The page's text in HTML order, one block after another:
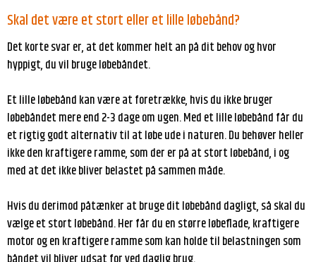
Skal det være et stort eller et lille løbebånd?
Det korte svar er, at det kommer helt an på dit behov og hvor
hyppigt, du vil bruge løbebåndet.
Et lille løbebånd kan være at foretrække, hvis du ikke bruger
løbebåndet mere end 2-3 dage om ugen. Med et lille løbebånd får du
et rigtig godt alternativ til at løbe ude i naturen. Du behøver heller
ikke den kraftigere ramme, som der er på at stort løbebånd, i og
med at det ikke bliver belastet på sammen måde.
Hvis du derimod påtænker at bruge dit løbebånd dagligt, så skal du
vælge et stort løbebånd. Her får du en større løbeflade, kraftigere
motor og en kraftigere ramme som kan holde til belastningen som